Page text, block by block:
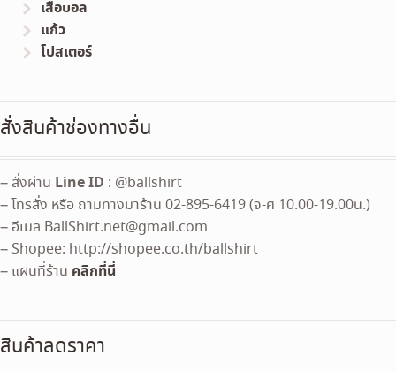
เสื้อบอล
แก้ว
โปสเตอร์
สั่งสินค้าช่องทางอื่น
– สั่งผ่าน Line ID : @ballshirt
– โทรสั่ง หรือ ถามทางมาร้าน 02-895-6419 (จ-ศ 10.00-19.00น.)
– อีเมล BallShirt.net@gmail.com
– Shopee: http://shopee.co.th/ballshirt
– แผนที่ร้าน คลิกที่นี่
สินค้าลดราคา